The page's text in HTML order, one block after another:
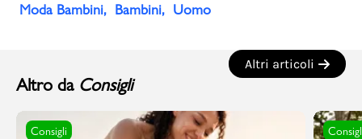
Moda Bambini
Bambini Uomo
Altro da Consigli
Altri articoli
Consigli